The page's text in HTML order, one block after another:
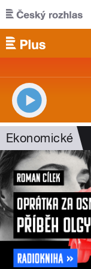
Přejít k hlavnímu
Ekonomické